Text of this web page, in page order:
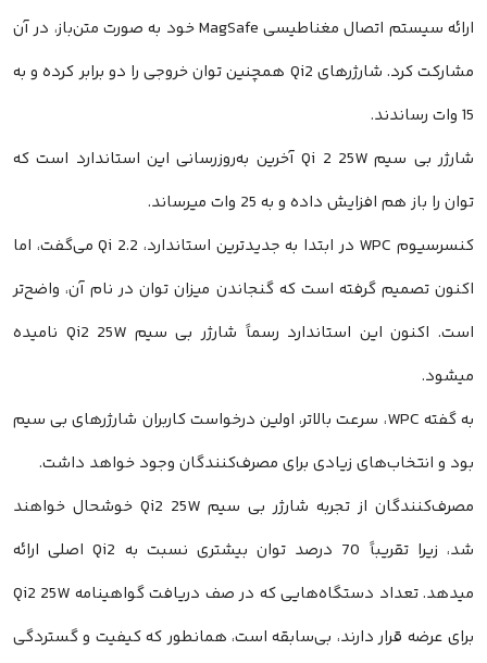
ارائه سیستم اتصال مغناطیسی MagSafe خود به صورت متن‌باز، در آن
مشارکت کرد. شارژرهای Qi2 همچنین توان خروجی را دو برابر کرده و به
15 وات رساندند.
شارژر بی سیم Qi 2 25W آخرین به‌روزرسانی این استاندارد است که
توان را باز هم افزایش داده و به 25 وات میرساند.
کنسرسیوم WPC در ابتدا به جدیدترین استاندارد، Qi 2.2 می‌گفت، اما
اکنون تصمیم گرفته است که گنجاندن میزان توان در نام آن، واضح‌تر
است. اکنون این استاندارد رسماً شارژر بی سیم Qi2 25W نامیده
میشود.
به گفته WPC، سرعت بالاتر، اولین درخواست کاربران شارژرهای بی سیم
بود و انتخاب‌های زیادی برای مصرف‌کنندگان وجود خواهد داشت.
مصرف‌کنندگان از تجربه شارژر بی سیم Qi2 25W خوشحال خواهند
شد، زیرا تقریباً 70 درصد توان بیشتری نسبت به Qi2 اصلی ارائه
میدهد. تعداد دستگاه‌هایی که در صف دریافت گواهینامه Qi2 25W
برای عرضه قرار دارند، بی‌سابقه است، همانطور که کیفیت و گستردگی